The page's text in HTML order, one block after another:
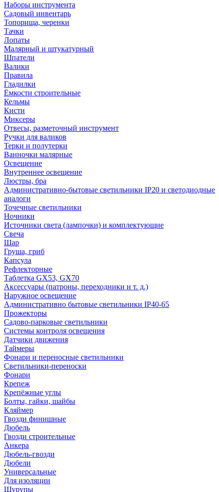
Наборы инструмента
Садовый инвентарь
Топорища, черенки
Тачки
Лопаты
Малярный и штукатурный
Шпатели
Валики
Правила
Гладилки
Ёмкости строительные
Кельмы
Кисти
Миксеры
Отвесы, разметочный инструмент
Ручки для валиков
Терки и полутерки
Ванночки малярные
Освещение
Внутреннее освещение
Люстры, бра
Административно-бытовые светильники IP20 и светодиодные
аналоги
Точечные светильники
Ночники
Источники света (лампочки) и комплектующие
Свеча
Шар
Груша, гриб
Капсула
Рефлекторные
Таблетка GX53, GX70
Аксессуары (патроны, переходники и т. д.)
Наружное освещение
Административно бытовые светильники IP40-65
Прожекторы
Садово-парковые светильники
Системы контроля освещения
Датчики движения
Таймеры
Фонари и переносные светильники
Светильники-переноски
Фонари
Крепеж
Крепёжные углы
Болты, гайки, шайбы
Кляймер
Гвозди финишные
Дюбель
Гвозди строительные
Анкера
Дюбель-гвозди
Дюбели
Универсальные
Для изоляции
Шурупы